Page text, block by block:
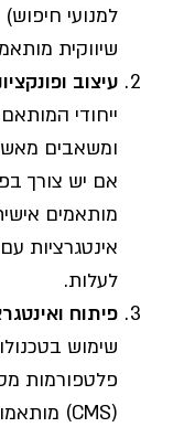
למנועי
שיווקית
עיצוב
ייחודי
ומשאבים
אם יש צורך
מותאמים
אינטגרציות
לעלות.
פיתוח
שימוש
פלטפורמות